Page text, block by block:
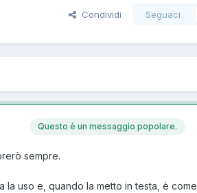
Condividi Seguaci
Questo è un messaggio popolare.
sempre.
la uso e, quando la metto in testa, è come